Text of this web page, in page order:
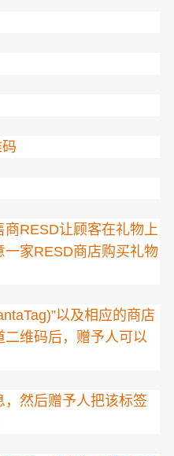
商RESD让顾客在礼物上
一家RESD商店购买礼物
以及相应的商店
二维码后，赠予人可以
然后赠予人把该标签